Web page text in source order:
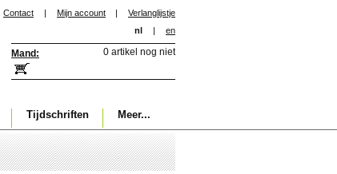
Contact | Mijn account |
Verlanglijstje
nl
| en
Mand: 0 artikel nog niet
Tijdschriften Meer...